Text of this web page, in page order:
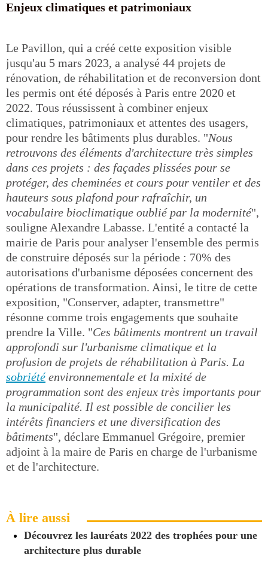
Enjeux climatiques et patrimoniaux
Le Pavillon, qui a créé cette exposition visible
jusqu'au 5 mars 2023, a analysé 44 projets de
rénovation, de réhabilitation et de reconversion dont
les permis ont été déposés à Paris entre 2020 et
2022. Tous réussissent à combiner enjeux
climatiques, patrimoniaux et attentes des usagers,
pour rendre les bâtiments plus durables. "Nous
retrouvons des éléments d'architecture très simples
dans ces projets : des façades plissées pour se
protéger, des cheminées et cours pour ventiler et des
hauteurs sous plafond pour rafraîchir, un
vocabulaire bioclimatique oublié par la modernité",
souligne Alexandre Labasse. L'entité a contacté la
mairie de Paris pour analyser l'ensemble des permis
de construire déposés sur la période : 70% des
autorisations d'urbanisme déposées concernent des
opérations de transformation. Ainsi, le titre de cette
exposition, "Conserver, adapter, transmettre"
résonne comme trois engagements que souhaite
prendre la Ville. "Ces bâtiments montrent un travail
approfondi sur l'urbanisme climatique et la
profusion de projets de réhabilitation à Paris. La
sobriétéenvironnementale et la mixité de
programmation sont des enjeux très importants pour
la municipalité. Il est possible de concilier les
intérêts financiers et une diversification des
bâtiments", déclare Emmanuel Grégoire, premier
adjoint à la maire de Paris en charge de l'urbanisme
et de l'architecture.
À lire aussi
Découvrez les lauréats 2022 des trophées pour une
architecture plus durable